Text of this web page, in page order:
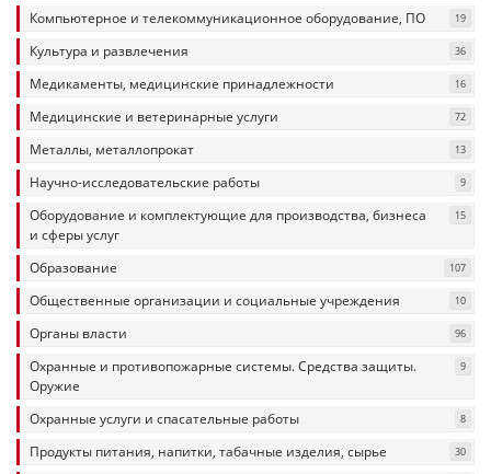
Компьютерное и телекоммуникационное оборудование, ПО 19
Культура и развлечения 36
Медикаменты, медицинские принадлежности 16
Медицинские и ветеринарные услуги 72
Металлы, металлопрокат 13
Научно-исследовательские работы 9
Оборудование и комплектующие для производства, бизнеса
и сферы услуг
15
Образование 107
Общественные организации и социальные учреждения 10
Органы власти 96
Охранные и противопожарные системы. Средства защиты.
Оружие
9
Охранные услуги и спасательные работы 8
Продукты питания, напитки, табачные изделия, сырье 30